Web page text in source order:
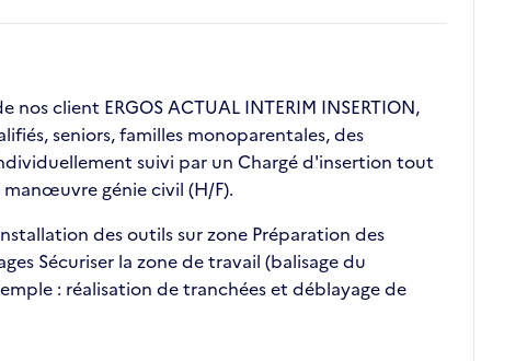
client ERGOS ACTUAL INTERIM INSERTION,
seniors, familles monoparentales, des
suivi par un Chargé d'insertion tout
génie civil (H/F).
des outils sur zone Préparation des
Sécuriser la zone de travail (balisage du
: réalisation de tranchées et déblayage de